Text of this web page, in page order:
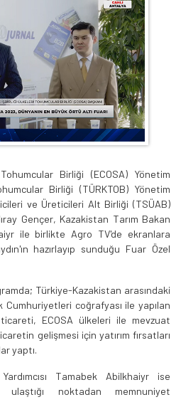
Birliği (ECOSA) Yönetim
Birliği (TÜRKTOB) Yönetim
ve Üreticileri Alt Birliği (TSÜAB)
Gençer, Kazakistan Tarım Bakan
ile birlikte Agro TV'de ekranlara
hazırlayıp sunduğu Fuar Özel
Türkiye-Kazakistan arasındaki
coğrafyası ile yapılan
ECOSA ülkeleri ile mevzuat
gelişmesi için yatırım fırsatları
yaptı.
Tamabek Abilkhaiyr ise
ulaştığı noktadan memnuniyet